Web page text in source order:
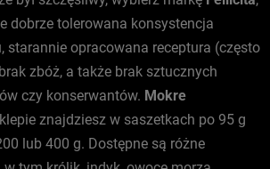
dobrze tolerowana konsystencja
starannie opracowana receptura (często
zbóż, a także brak sztucznych
czy konserwantów. Mokre
znajdziesz w saszetkach po 95 g
lub 400 g. Dostępne są różne